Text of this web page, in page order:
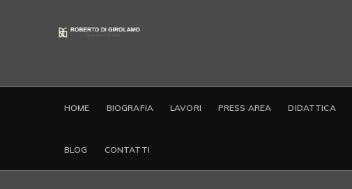
HOME BIOGRAFIA LAVORI PRESS AREA DIDATTICA
BLOG CONTATTI